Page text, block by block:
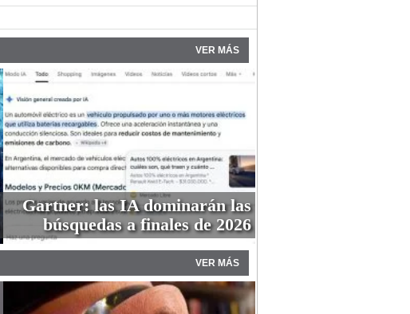
VER MÁS
Gartner: las IA dominarán las
búsquedas a finales de 2026
VER MÁS